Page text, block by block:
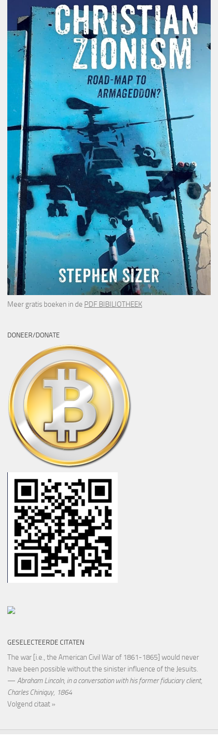
Meer gratis boeken in de PDF BIBILIOTHEEK
DONEER/DONATE
GESELECTEERDE CITATEN
The war [i.e., the American Civil War of 1861-1865] would never
have been possible without the sinister influence of the Jesuits.
— Abraham Lincoln, in a conversation with his former fiduciary client,
Charles Chiniquy, 1864
Volgend citaat »